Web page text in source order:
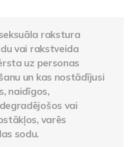
rakstura
vai rakstveida
uz personas
un kas nostādījusi
naidīgos,
vai
varēs
sodu.